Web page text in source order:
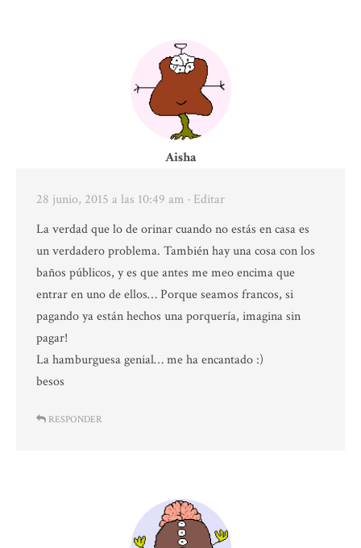
Aisha
28 junio, 2015 a las 10:49 am · Editar
La verdad que lo de orinar cuando no estás en casa es
un verdadero problema. También hay una cosa con los
baños públicos, y es que antes me meo encima que
entrar en uno de ellos… Porque seamos francos, si
pagando ya están hechos una porquería, imagina sin
pagar!
La hamburguesa genial… me ha encantado :)
besos
RESPONDER